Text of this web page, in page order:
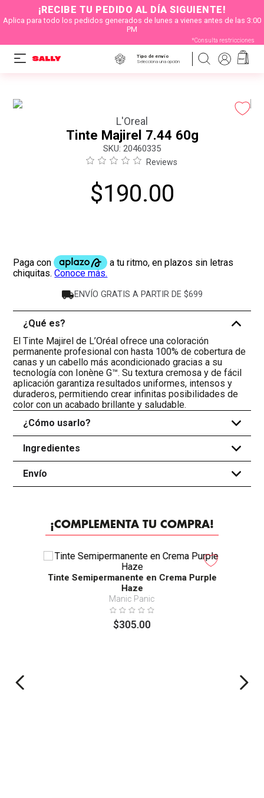
¡RECIBE TU PEDIDO AL DÍA SIGUIENTE!
Aplica para todo los pedidos generados de lunes a vienes antes de las 3:00
PM
*Consulta restricciones
Tipo de envío
Selecciona una opción
L'Oreal
Tinte Majirel 7.44 60g
: 20460335
Reviews
$190.00
ENVÍO GRATIS A PARTIR DE $699
¿Qué es?
-
El Tinte Majirel de L’Oréal ofrece una coloración
permanente profesional con hasta 100% de cobertura de
canas y un cabello más acondicionado gracias a su
tecnología con Ionène G™. Su textura cremosa y de fácil
aplicación garantiza resultados uniformes, intensos y
duraderos, permitiendo crear infinitas posibilidades de
color con un acabado brillante y saludable.
¿Cómo usarlo?
+
Ingredientes +
Envío +
¡COMPLEMENTA TU COMPRA!
Tinte Semipermanente en Crema Purple
Haze
Manic Panic
$305.00